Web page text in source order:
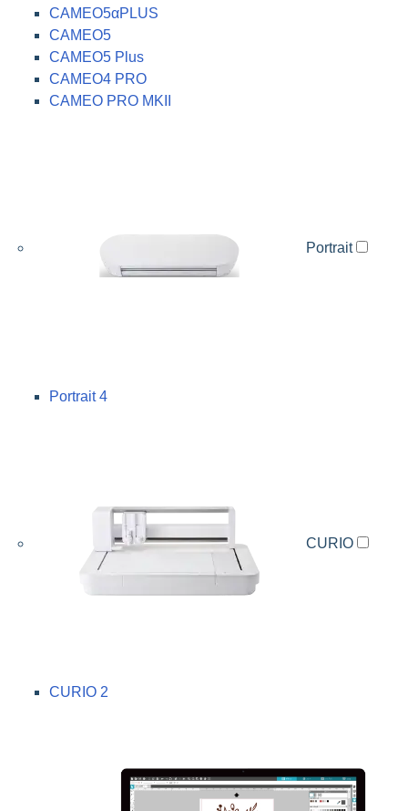
CAMEO5αPLUS
CAMEO5
CAMEO5 Plus
CAMEO4 PRO
CAMEO PRO MKII
Portrait
Portrait 4
CURIO
CURIO 2